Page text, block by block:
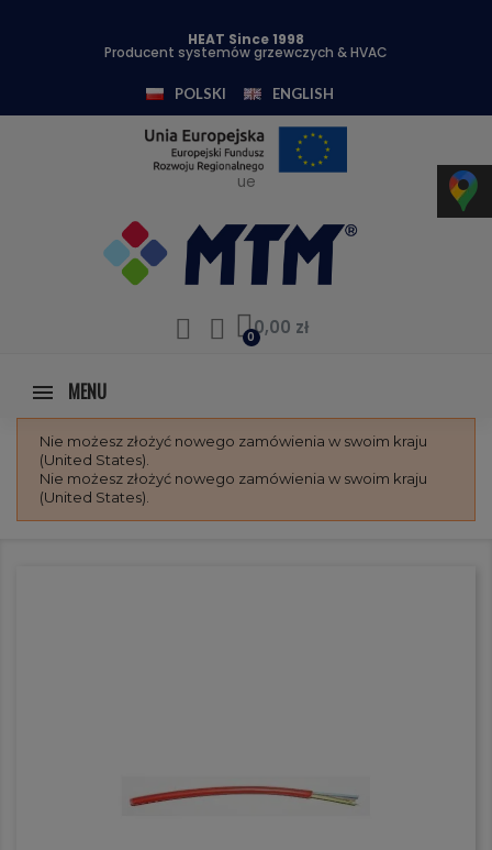
HEAT Since 1998
Producent systemów grzewczych & HVAC
POLSKI ENGLISH
ue
0,00 zł
MENU
Nie możesz złożyć nowego zamówienia w swoim kraju
(United States).
Nie możesz złożyć nowego zamówienia w swoim kraju
(United States).